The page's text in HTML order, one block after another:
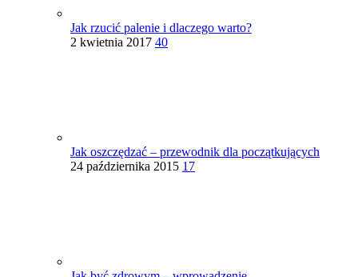
Jak rzucić palenie i dlaczego warto?
2 kwietnia 2017 40
Jak oszczędzać – przewodnik dla początkujących
24 października 2015 17